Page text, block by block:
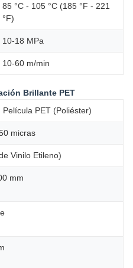
85 °C - 105 °C (185 °F - 221
°F)
10-18 MPa
10-60 m/min
Brillante PET
Película PET (Poliéster)
micras
Vinilo Etileno)
mm